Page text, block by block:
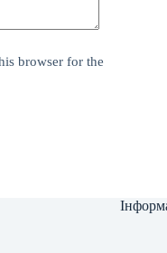
browser for the